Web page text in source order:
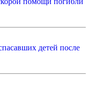
детей после